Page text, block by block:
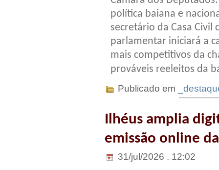
política baiana e
secretário da Casa
parlamentar iniciará a
mais competitivos da
prováveis reeleitos da
Publicado em
Ilhéus amplia
emissão online
31/jul/2026 . 12:02